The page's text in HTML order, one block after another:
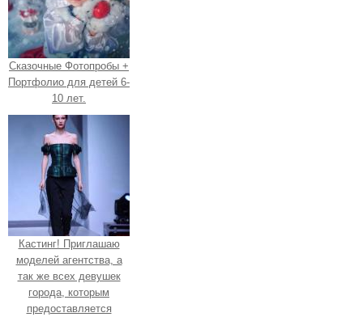
Сказочные Фотопробы +
Портфолио для детей 6-
10 лет.
Кастинг! Приглашаю
моделей агентства, а
так же всех девушек
города, которым
предоставляется